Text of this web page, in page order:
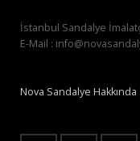
İstanbul Sandalye
E-Mail :
Nova Sandalye Hakkında